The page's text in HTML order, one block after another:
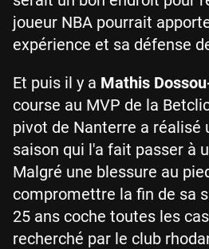
joueur NBA pourrait
expérience et sa défense
Et puis il y a Mathis
course au MVP de la
pivot de Nanterre a réalisé
saison qui l'a fait passer à
Malgré une blessure au
compromettre la fin de sa
25 ans coche toutes les
recherché par le club